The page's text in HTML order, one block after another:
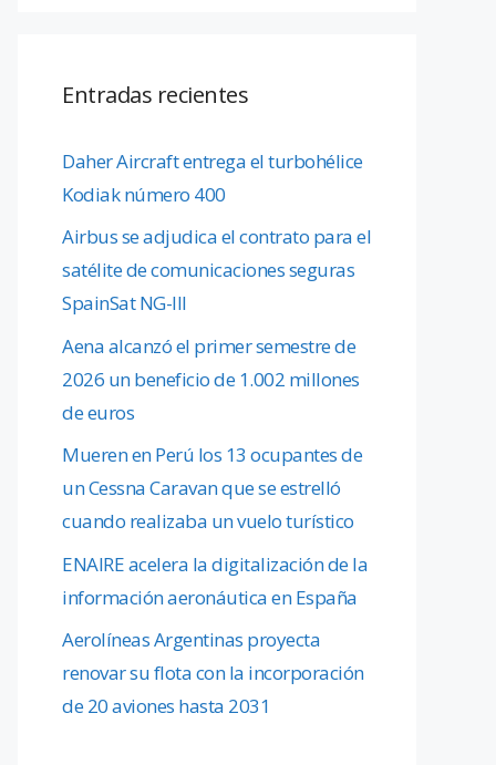
Entradas recientes
Daher Aircraft entrega el turbohélice
Kodiak número 400
Airbus se adjudica el contrato para el
satélite de comunicaciones seguras
SpainSat NG-III
Aena alcanzó el primer semestre de
2026 un beneficio de 1.002 millones
de euros
Mueren en Perú los 13 ocupantes de
un Cessna Caravan que se estrelló
cuando realizaba un vuelo turístico
ENAIRE acelera la digitalización de la
información aeronáutica en España
Aerolíneas Argentinas proyecta
renovar su flota con la incorporación
de 20 aviones hasta 2031